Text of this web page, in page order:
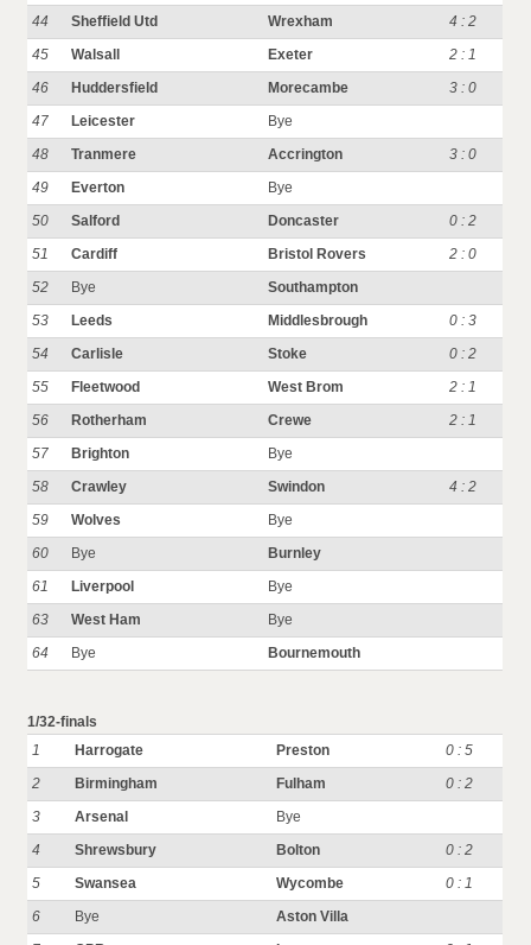
44
Sheffield Utd Wrexham
4 : 2
45
Walsall Exeter
2 : 1
46
Huddersfield Morecambe
3 : 0
47
Leicester
Bye
48
Tranmere Accrington
3 : 0
49
Everton
Bye
50
Salford Doncaster
0 : 2
51
Cardiff Bristol Rovers
2 : 0
52
Bye
Southampton
53
Leeds Middlesbrough
0 : 3
54
Carlisle Stoke
0 : 2
55
Fleetwood West Brom
2 : 1
56
Rotherham Crewe
2 : 1
57
Brighton
Bye
58
Crawley Swindon
4 : 2
59
Wolves
Bye
60
Bye
Burnley
61
Liverpool
Bye
63
West Ham
Bye
64
Bye Bournemouth
1/32-finals
1
Harrogate Preston
0 : 5
2
Birmingham Fulham
0 : 2
3
Arsenal
Bye
4
Shrewsbury Bolton
0 : 2
5
Swansea Wycombe
0 : 1
6
Bye
Aston Villa